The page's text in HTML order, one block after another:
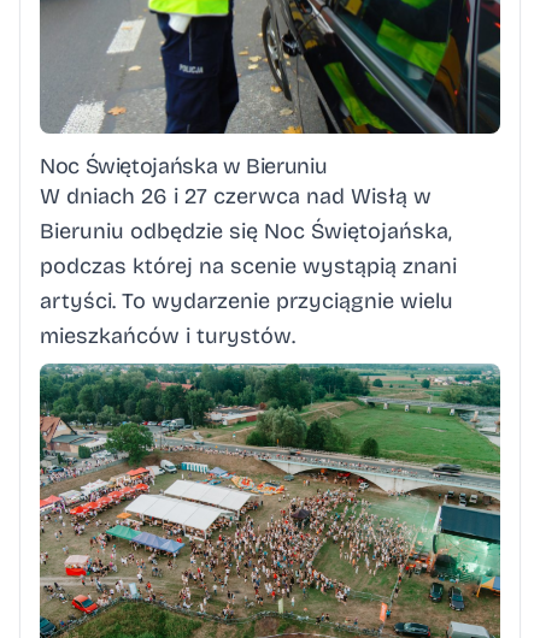
Noc Świętojańska w Bieruniu
W dniach 26 i 27 czerwca nad Wisłą w
Bieruniu odbędzie się Noc Świętojańska,
podczas której na scenie wystąpią znani
artyści. To wydarzenie przyciągnie wielu
mieszkańców i turystów.